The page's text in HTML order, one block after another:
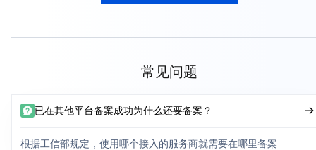
常见问题
已在其他平台备案成功为什么还要备案？
根据工信部规定，使用哪个接入的服务商就需要在哪里备案